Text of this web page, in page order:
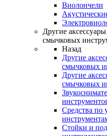
Виолончели
Другие
смычковых
Назад
Другие
смычковых
Другие
смычковых
Средства по
Стойки и